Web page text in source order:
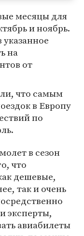
месяцы для
и ноябрь.
указанное
на
от
что самым
в Европу
по
в сезон
что
дешевые,
так и очень
эксперты,
авиабилеты